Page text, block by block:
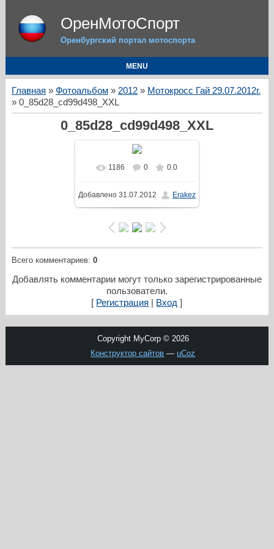
ОренМотоСпорт
Оренбургский портал мотоспорта
MENU
Главная » Фотоальбом» 2012» Мотокросс Гай 29.07.2012г.
» 0_85d28_cd99d498_XXL
0_85d28_cd99d498_XXL
1186 0 0.0
Добавлено31.07.2012 Erakez
Всего комментариев: 0
Добавлять комментарии могут только зарегистрированные
пользователи.
[ Регистрация Вход ]
Copyright MyCorp © 2026
Конструктор сайтов —uCoz